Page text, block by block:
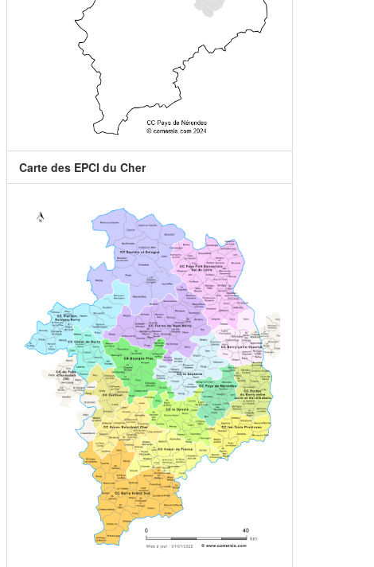
Carte des EPCI du Cher